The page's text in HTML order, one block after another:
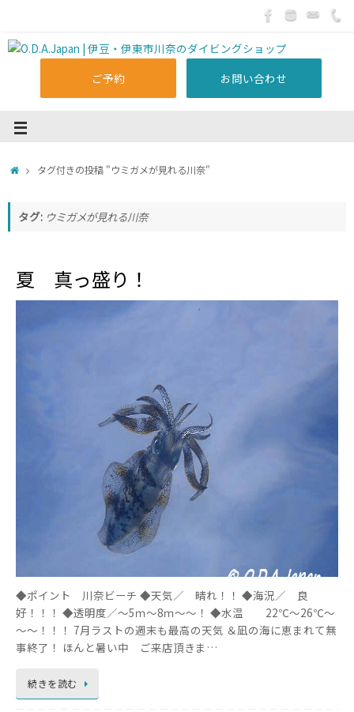
ご予約 お問い合わせ
タグ付きの投稿 "ウミガメが見れる川奈"
タグ: ウミガメが見れる川奈
夏 真っ盛り！
◆ポイント 川奈ビーチ ◆天気／ 晴れ！！ ◆海況／ 良
好！！！ ◆透明度／～5ｍ～8ｍ～～！ ◆水温 22℃～26℃～
～～！！！ 7月ラストの週末も最高の天気 ＆凪の海に恵まれて無
事終了！ ほんと暑い中 ご来店頂きま…
続きを読む